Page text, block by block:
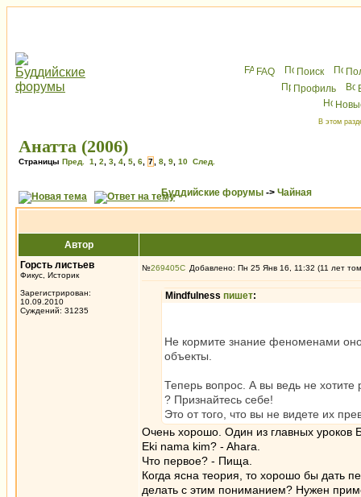
FAQ Поиск
Профиль
В этом
Анатта (2006)
Страницы Пред. 1 2 3 4 5 6 7 8 9 10 След.
Буддийские форумы -> Чайная
Автор
Горсть листьев
Фикус, Историк
Зарегистрирован:
10.09.2010
Суждений: 31235
№269405 Добавлено: Пн 25 Янв 16, 11:32 (11 лет
Mindfulness пишет:
Не кормите знание феноменами оно
объекты.
Теперь вопрос. А вы ведь не
? Признайтесь себе!
Это от того, что вы не видете их
Очень хорошо. Один из главных
Eki nama kim? - Ahara.
Что первое? - Пища.
Когда ясна теория, то хорошо бы дать
делать с этим пониманием? Нужен